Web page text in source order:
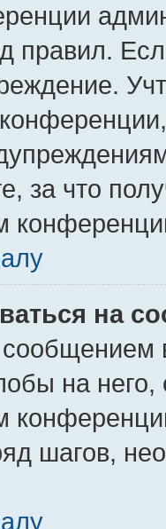
правил.
за что
на
на
шагов,